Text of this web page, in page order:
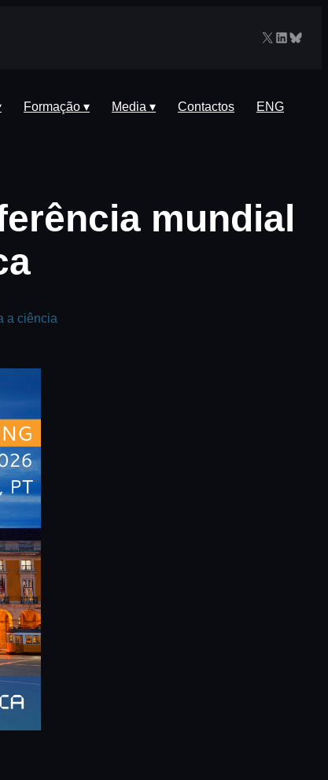
X LinkedIn
Formação ▾ Media ▾ Contactos ENG
mundial
a ciência